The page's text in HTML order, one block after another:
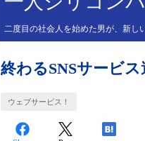
二度目の社会人を始めた男が、新し
終わるSNSサービ
ウェブサービス！